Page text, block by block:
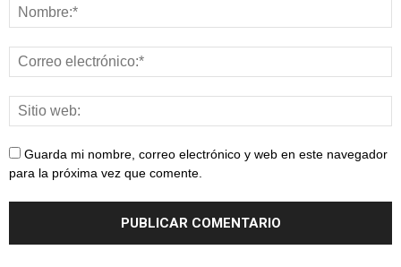
Guarda mi nombre, correo electrónico y web en este navegador
para la próxima vez que comente.